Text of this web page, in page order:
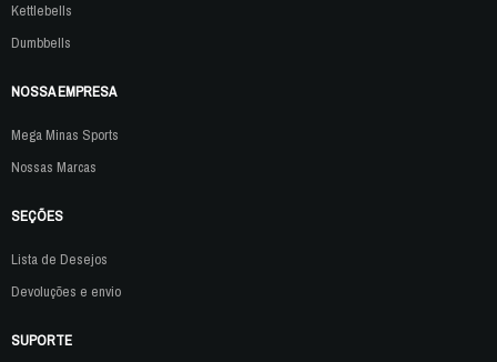
Kettlebells
Dumbbells
NOSSA EMPRESA
Mega Minas Sports
Nossas Marcas
SEÇÕES
Lista de Desejos
Devoluções e envio
SUPORTE